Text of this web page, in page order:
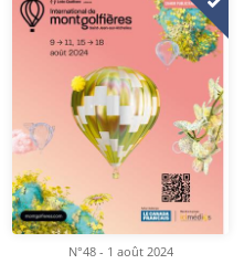
N°48 - 1 août 2024